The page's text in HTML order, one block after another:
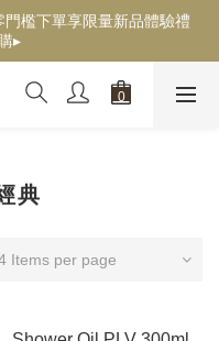
$500現折$100 ── 立即選
檻下單享限量新品體驗禮
▸
日慢旅時光 ── 立即探索▸
典
Items per page